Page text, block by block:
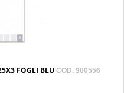
FOGLI BLU COD. 900556